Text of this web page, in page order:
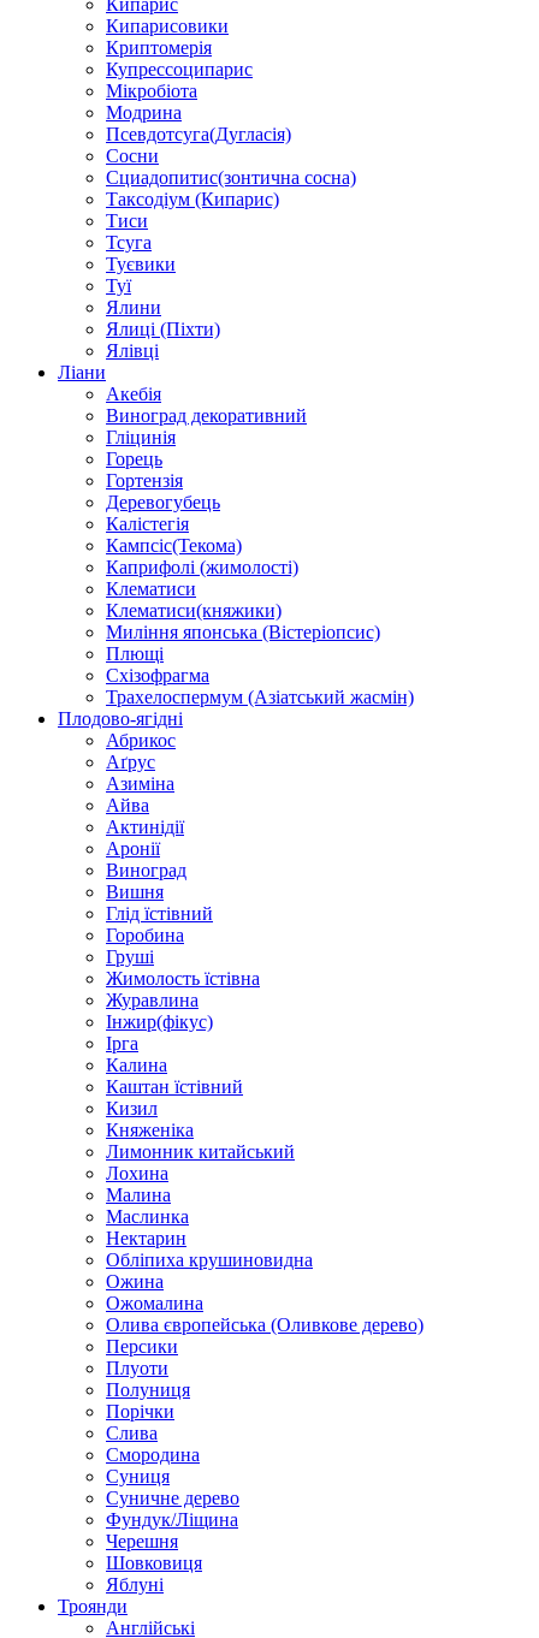
Кипарис
Кипарисовики
Криптомерія
Купрессоципарис
Мікробіота
Модрина
Псевдотсуга(Дугласія)
Сосни
Сциадопитис(зонтична сосна)
Таксодіум (Кипарис)
Тиси
Тсуга
Туєвики
Туї
Ялини
Ялиці (Піхти)
Ялівці
Ліани
Акебія
Виноград декоративний
Гліцинія
Горець
Гортензія
Деревогубець
Калістегія
Кампсіс(Текома)
Каприфолі (жимолості)
Клематиси
Клематиси(княжики)
Миління японська (Вістеріопсис)
Плющі
Схізофрагма
Трахелоспермум (Азіатський жасмін)
Плодово-ягідні
Абрикос
Аґрус
Азиміна
Айва
Актинідії
Аронії
Виноград
Вишня
Глід їстівний
Горобина
Груші
Жимолость їстівна
Журавлина
Інжир(фікус)
Ірга
Калина
Каштан їстівний
Кизил
Княженіка
Лимонник китайський
Лохина
Малина
Маслинка
Нектарин
Обліпиха крушиновидна
Ожина
Ожомалина
Олива європейська (Оливкове дерево)
Персики
Плуоти
Полуниця
Порічки
Слива
Смородина
Суниця
Суничне дерево
Фундук/Ліщина
Черешня
Шовковиця
Яблуні
Троянди
Англійські